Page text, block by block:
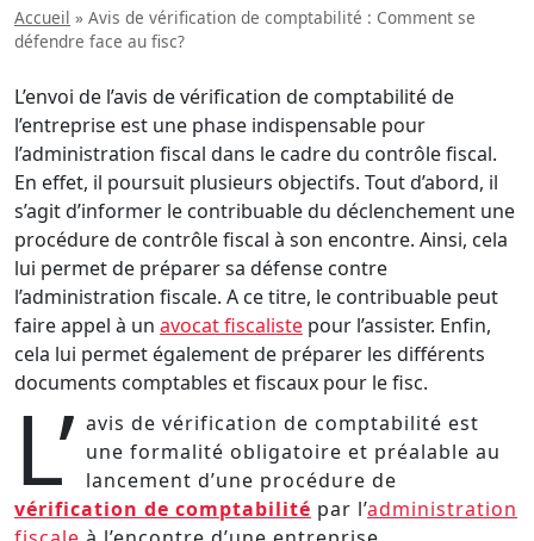
Accueil » Avis de vérification de comptabilité : Comment se
défendre face au fisc?
L’envoi de l’avis de vérification de comptabilité de
l’entreprise est une phase indispensable pour
l’administration fiscal dans le cadre du contrôle fiscal.
En effet, il poursuit plusieurs objectifs. Tout d’abord, il
s’agit d’informer le contribuable du déclenchement une
procédure de contrôle fiscal à son encontre. Ainsi, cela
lui permet de préparer sa défense contre
l’administration fiscale. A ce titre, le contribuable peut
faire appel à un avocat fiscaliste pour l’assister. Enfin,
cela lui permet également de préparer les différents
documents comptables et fiscaux pour le fisc.
L’ avis de vérification de comptabilité est
une formalité obligatoire et préalable au
lancement d’une procédure de
vérification de comptabilité par l’administration